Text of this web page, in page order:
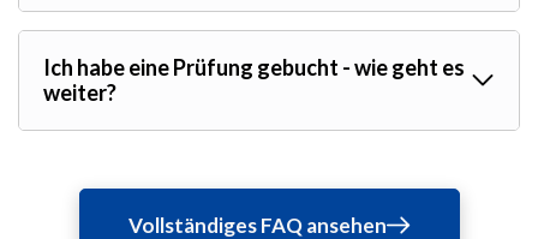
Ich habe eine Prüfung gebucht - wie geht es
weiter?
Vollständiges FAQ ansehen